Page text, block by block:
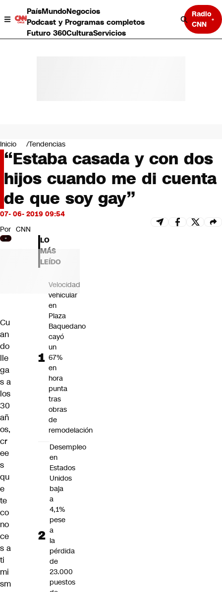
PaísMundoNegocios
Podcast y Programas completos
Futuro 360CulturaServicios
Radio
CNN
Negocios
Deportes
Programas completos
Cultura
Servicios
Bits
CNN Data
CNN tiempo
Futuro 360
Opinión
Inicio Tendencias
“Estaba casada y con dos
hijos cuando me di cuenta
de que soy gay”
07- 06- 2019 09:54
Por CNN
Cu
an
do
lle
ga
s a
los
30
añ
os,
cr
ee
s
qu
e
te
co
no
ce
s a
ti
mi
sm
LO
MÁS
LEÍDO
Velocidad
vehicular
en
Plaza
Baquedano
cayó
un
67%
en
hora
punta
tras
obras
de
remodelación
Desempleo
en
Estados
Unidos
baja
a
4,1%
pese
a
la
pérdida
de
23.000
puestos